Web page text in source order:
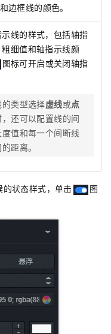
边框线的颜色。
线的样式，包括轴指
细值和轴指示线颜
图标可开启或关闭轴指
的类型选择虚线或点
，还可以配置线的间
度值和每一个间断线
距离。
的状态样式，单击
图